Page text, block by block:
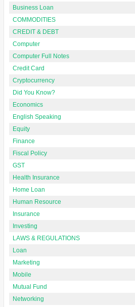
Business Loan
COMMODITIES
CREDIT & DEBT
Computer
Computer Full Notes
Credit Card
Cryptocurrency
Did You Know?
Economics
English Speaking
Equity
Finance
Fiscal Policy
GST
Health Insurance
Home Loan
Human Resource
Insurance
Investing
LAWS & REGULATIONS
Loan
Marketing
Mobile
Mutual Fund
Networking